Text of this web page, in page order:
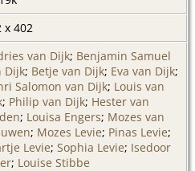
x 402
van Dijk; Benjamin Samuel
Dijk; Betje van Dijk; Eva van Dijk;
Salomon van Dijk; Louis van
; Philip van Dijk; Hester van
; Louisa Engers; Mozes van
; Mozes Levie; Pinas Levie;
Levie; Sophia Levie; Isedoor
; Louise Stibbe